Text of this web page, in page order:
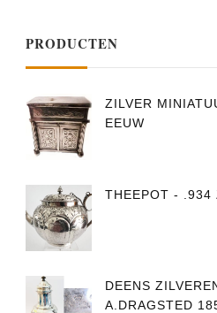
PRODUCTEN
ZILVER
EEUW
THEEPOT - .934
DEENS
A.DRAGSTED